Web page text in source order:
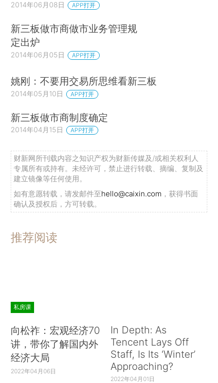
2014年06月08日 APP打开
新三板做市商做市业务管理规
定出炉
2014年06月05日 APP打开
姚刚：不要用交易所思维看新三板
2014年05月10日 APP打开
新三板做市商制度确定
2014年04月15日 APP打开
财新网所刊载内容之知识产权为财新传媒及/或相关权利人
专属所有或持有。未经许可，禁止进行转载、摘编、复制及
建立镜像等任何使用。
如有意愿转载，请发邮件至hello@caixin.com ，获得书面
确认及授权后，方可转载。
推荐阅读
私房课
向松祚：宏观经济70
讲，带你了解国内外
经济大局
2022年04月06日
In Depth: As
Tencent Lays Off
Staff, Is Its ‘Winter’
Approaching?
2022年04月01日